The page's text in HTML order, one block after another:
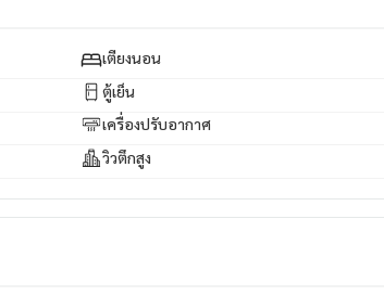
เตียงนอน
ตู้เย็น
เครื่องปรับอากาศ
วิวตึกสูง